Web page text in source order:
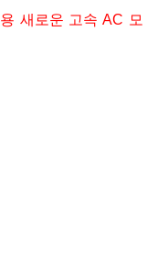
새로운 고속 AC 모